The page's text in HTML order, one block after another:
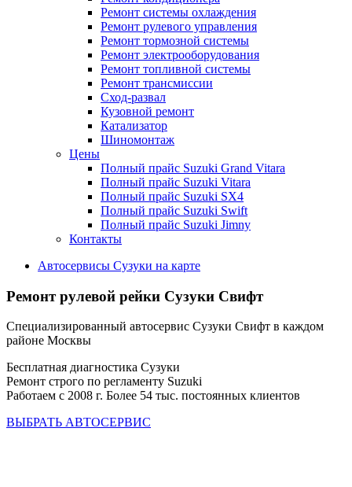
Ремонт системы охлаждения
Ремонт рулевого управления
Ремонт тормозной системы
Ремонт электрооборудования
Ремонт топливной системы
Ремонт трансмиссии
Сход-развал
Кузовной ремонт
Катализатор
Шиномонтаж
Цены
Полный прайс Suzuki Grand Vitara
Полный прайс Suzuki Vitara
Полный прайс Suzuki SX4
Полный прайс Suzuki Swift
Полный прайс Suzuki Jimny
Контакты
Автосервисы Сузуки на карте
Ремонт рулевой рейки Сузуки Свифт
Специализированный автосервис Сузуки Свифт в каждом
районе Москвы
Бесплатная диагностика Сузуки
Ремонт строго по регламенту Suzuki
Работаем с 2008 г. Более 54 тыс. постоянных клиентов
ВЫБРАТЬ АВТОСЕРВИС